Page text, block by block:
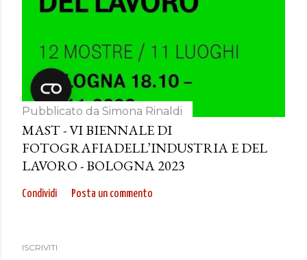
Pubblicato da Simona Rinaldi
MAST - VI BIENNALE DI
FOTOGRAFIADELL’INDUSTRIA E DEL
LAVORO - BOLOGNA 2023
Condividi Posta un commento
ISCRIVITI